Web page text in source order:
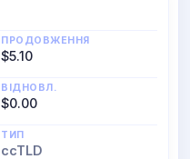
ПРОДОВЖЕННЯ
$5.10
ВІДНОВЛ.
$0.00
ТИП
ccTLD